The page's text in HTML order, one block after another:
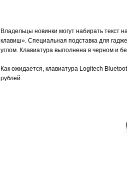
Владельцы новинки могут набирать текст
клавиш». Специальная подставка для
углом. Клавиатура выполнена в черном и
Как ожидается, клавиатура Logitech
рублей.